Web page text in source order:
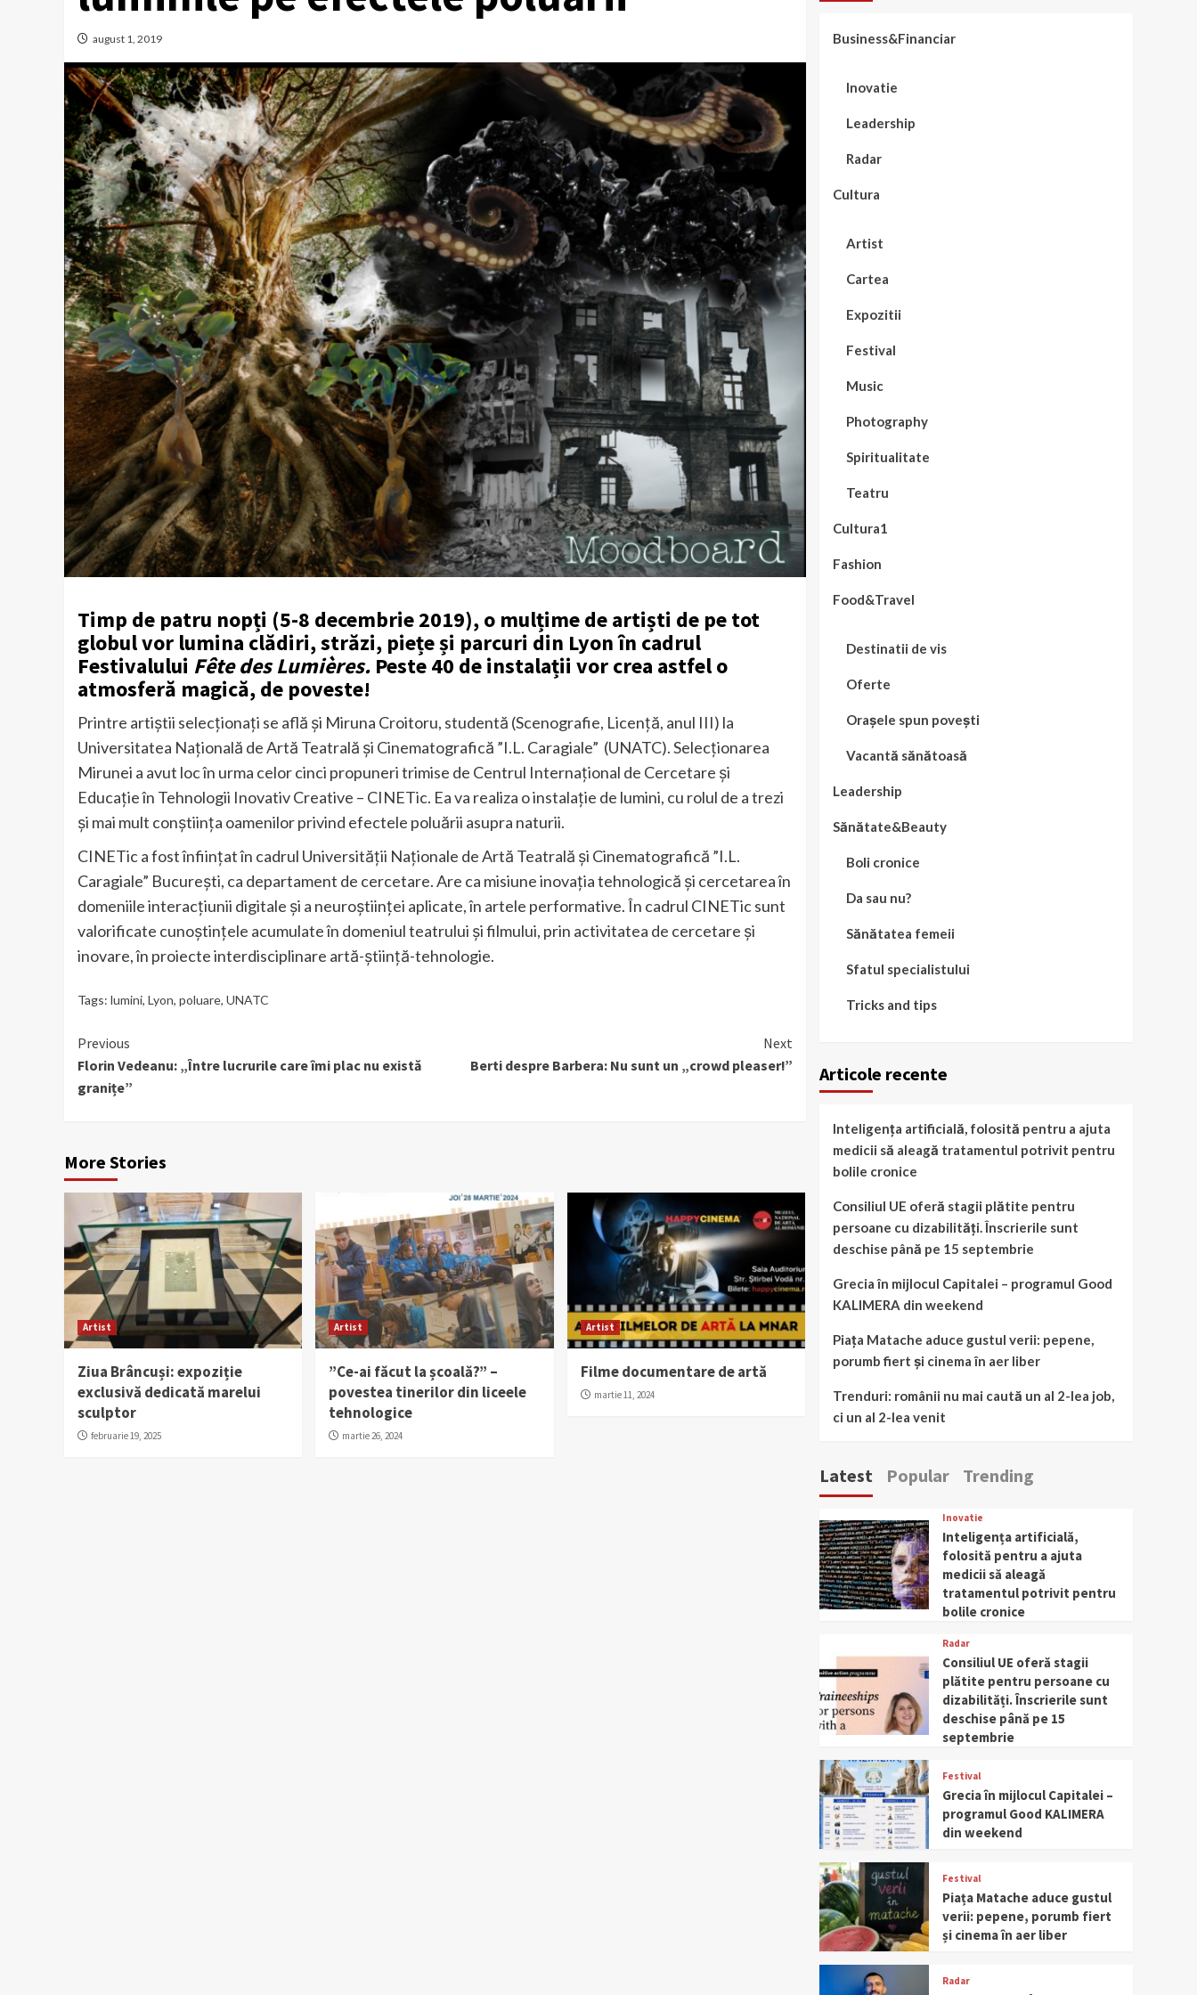
august 1, 2019
Timp de patru nopți (5-8 decembrie 2019), o mulțime de artiști de pe tot
globul vor lumina clădiri, străzi, piețe și parcuri din Lyon în cadrul
Festivalului Fête des Lumières. Peste 40 de instalații vor crea astfel o
atmosferă magică, de poveste!
Printre artiștii selecționați se află și Miruna Croitoru, studentă (Scenografie, Licență, anul III) la
Universitatea Națională de Artă Teatrală și Cinematografică ”I.L. Caragiale” (UNATC). Selecționarea
Mirunei a avut loc în urma celor cinci propuneri trimise de Centrul Internațional de Cercetare și
Educație în Tehnologii Inovativ Creative – CINETic. Ea va realiza o instalație de lumini, cu rolul de a trezi
și mai mult conștiința oamenilor privind efectele poluării asupra naturii.
CINETic a fost înființat în cadrul Universității Naționale de Artă Teatrală și Cinematografică ”I.L.
Caragiale” București, ca departament de cercetare. Are ca misiune inovația tehnologică și cercetarea în
domeniile interacțiunii digitale și a neuroștiinței aplicate, în artele performative. În cadrul CINETic sunt
valorificate cunoștințele acumulate în domeniul teatrului și filmului, prin activitatea de cercetare și
inovare, în proiecte interdisciplinare artă-știință-tehnologie.
Tags: lumini, Lyon, poluare, UNATC
Continue
Reading
Previous
Florin Vedeanu: „Între lucrurile care îmi plac nu există
granițe”
Next
Berti despre Barbera: Nu sunt un „crowd pleaser!”
More Stories
Artist
Ziua Brâncuși: expoziție
exclusivă dedicată marelui
sculptor
februarie 19, 2025
Artist
”Ce-ai făcut la școală?” –
povestea tinerilor din liceele
tehnologice
martie 26, 2024
Artist
Filme documentare de artă
martie 11, 2024
Business&Financiar
Inovatie
Leadership
Radar
Cultura
Artist
Cartea
Expozitii
Festival
Music
Photography
Spiritualitate
Teatru
Cultura1
Fashion
Food&Travel
Destinatii de vis
Oferte
Orașele spun povești
Vacantă sănătoasă
Leadership
Sănătate&Beauty
Boli cronice
Da sau nu?
Sănătatea femeii
Sfatul specialistului
Tricks and tips
Articole recente
Inteligența artificială, folosită pentru a ajuta
medicii să aleagă tratamentul potrivit pentru
bolile cronice
Consiliul UE oferă stagii plătite pentru
persoane cu dizabilități. Înscrierile sunt
deschise până pe 15 septembrie
Grecia în mijlocul Capitalei – programul Good
KALIMERA din weekend
Piața Matache aduce gustul verii: pepene,
porumb fiert și cinema în aer liber
Trenduri: românii nu mai caută un al 2-lea job,
ci un al 2-lea venit
Latest Popular Trending
Inovatie
Inteligența artificială,
folosită pentru a ajuta
medicii să aleagă
tratamentul potrivit pentru
bolile cronice
Radar
Consiliul UE oferă stagii
plătite pentru persoane cu
dizabilități. Înscrierile sunt
deschise până pe 15
septembrie
Festival
Grecia în mijlocul Capitalei –
programul Good KALIMERA
din weekend
Festival
Piața Matache aduce gustul
verii: pepene, porumb fiert
și cinema în aer liber
Radar